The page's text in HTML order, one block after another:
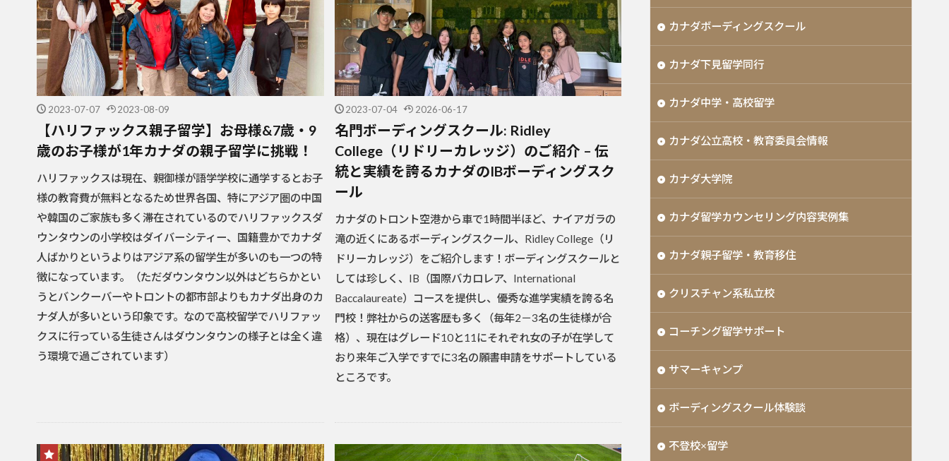
2023-07-07 2023-08-09
【ハリファックス親子留学】お母様&7歳・9
歳のお子様が1年カナダの親子留学に挑戦！
ハリファックスは現在、親御様が語学学校に通学するとお子
様の教育費が無料となるため世界各国、特にアジア圏の中国
や韓国のご家族も多く滞在されているのでハリファックスダ
ウンタウンの小学校はダイバーシティー、国籍豊かでカナダ
人ばかりというよりはアジア系の留学生が多いのも一つの特
徴になっています。（ただダウンタウン以外はどちらかとい
うとバンクーバーやトロントの都市部よりもカナダ出身のカ
ナダ人が多いという印象です。なので高校留学でハリファッ
クスに行っている生徒さんはダウンタウンの様子とは全く違
う環境で過ごされています）
2023-07-04 2026-06-17
名門ボーディングスクール: Ridley
College（リドリーカレッジ）のご紹介 – 伝
統と実績を誇るカナダのIBボーディングスク
ール
カナダのトロント空港から車で1時間半ほど、ナイアガラの
滝の近くにあるボーディングスクール、Ridley College（リ
ドリーカレッジ）をご紹介します！ボーディングスクールと
しては珍しく、IB（国際バカロレア、International
Baccalaureate）コースを提供し、優秀な進学実績を誇る名
門校！弊社からの送客歴も多く（毎年2－3名の生徒様が合
格）、現在はグレード10と11にそれぞれ女の子が在学して
おり来年ご入学ですでに3名の願書申請をサポートしている
ところです。
カナダボーディングスクール
カナダ下見留学同行
カナダ中学・高校留学
カナダ公立高校・教育委員会情報
カナダ大学院
カナダ留学カウンセリング内容実例集
カナダ親子留学・教育移住
クリスチャン系私立校
コーチング留学サポート
サマーキャンプ
ボーディングスクール体験談
不登校×留学